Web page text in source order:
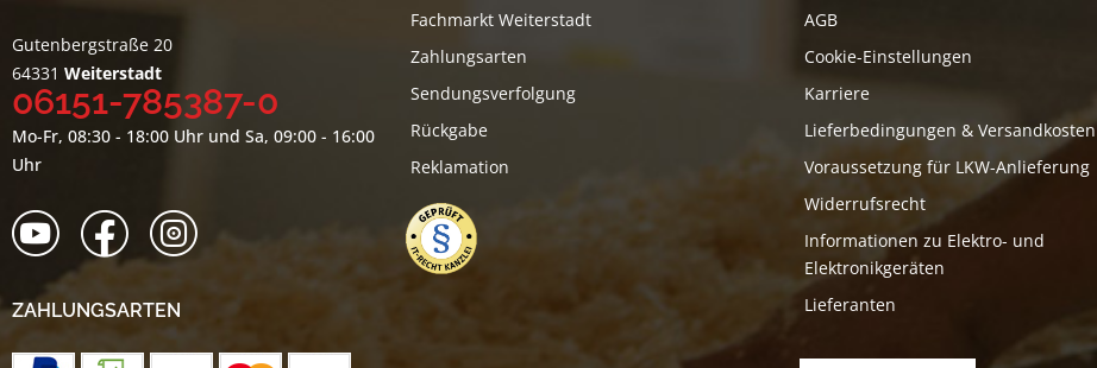
Gutenbergstraße 20
64331 Weiterstadt
06151-785387-0
Mo-Fr, 08:30 - 18:00 Uhr und Sa, 09:00 - 16:00
Uhr
ZAHLUNGSARTEN
Fachmarkt Weiterstadt
Zahlungsarten
Sendungsverfolgung
Rückgabe
Reklamation
AGB
Cookie-Einstellungen
Karriere
Lieferbedingungen & Versandkosten
Voraussetzung für LKW-Anlieferung
Widerrufsrecht
Informationen zu Elektro- und
Elektronikgeräten
Lieferanten